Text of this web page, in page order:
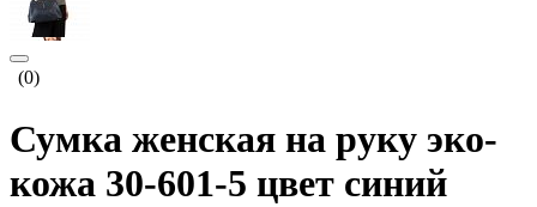
(0)
Сумка женская на руку эко-
кожа 30-601-5 цвет синий